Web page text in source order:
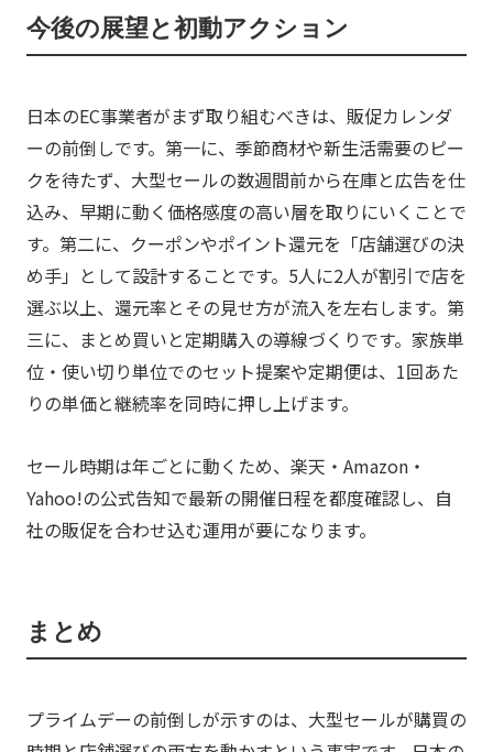
今後の展望と初動アクション
日本のEC事業者がまず取り組むべきは、販促カレンダ
ーの前倒しです。第一に、季節商材や新生活需要のピー
クを待たず、大型セールの数週間前から在庫と広告を仕
込み、早期に動く価格感度の高い層を取りにいくことで
す。第二に、クーポンやポイント還元を「店舗選びの決
め手」として設計することです。5人に2人が割引で店を
選ぶ以上、還元率とその見せ方が流入を左右します。第
三に、まとめ買いと定期購入の導線づくりです。家族単
位・使い切り単位でのセット提案や定期便は、1回あた
りの単価と継続率を同時に押し上げます。
セール時期は年ごとに動くため、楽天・Amazon・
Yahoo!の公式告知で最新の開催日程を都度確認し、自
社の販促を合わせ込む運用が要になります。
まとめ
プライムデーの前倒しが示すのは、大型セールが購買の